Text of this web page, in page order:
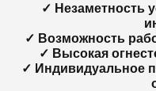
✓ Незаметность
✓ Возможность
✓ Высокая
✓ Индивидуальное